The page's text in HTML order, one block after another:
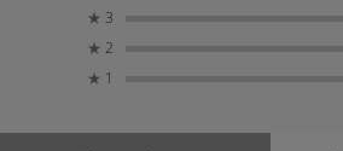
★ 3
★ 2
★ 1